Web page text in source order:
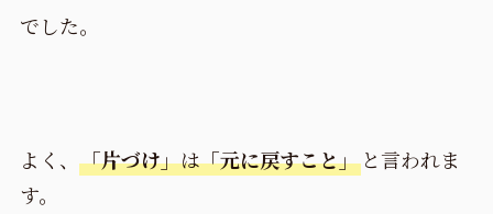
でした。
よく、 「片づけ」は「元に戻すこと」と言われま
す。